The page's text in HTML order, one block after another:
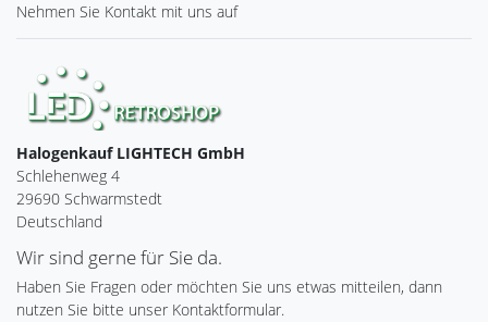
Nehmen Sie Kontakt mit uns auf
Halogenkauf LIGHTECH GmbH
Schlehenweg 4
29690 Schwarmstedt
Deutschland
Wir sind gerne für Sie da.
Haben Sie Fragen oder möchten Sie uns etwas mitteilen, dann
nutzen Sie bitte unser Kontaktformular.